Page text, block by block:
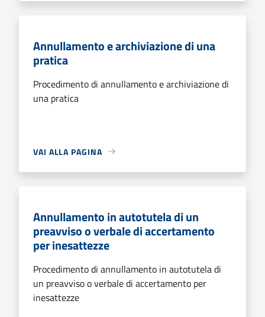
Annullamento e archiviazione di una
pratica
Procedimento di annullamento e archiviazione di
una pratica
VAI ALLA PAGINA
Annullamento in autotutela di un
preavviso o verbale di accertamento
per inesattezze
Procedimento di annullamento in autotutela di
un preavviso o verbale di accertamento per
inesattezze